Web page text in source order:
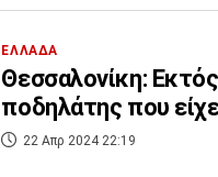
ΕΛΛΑΔΑ
Θεσσαλονίκη:
ποδηλάτης που
22 Απρ 2024 22:19